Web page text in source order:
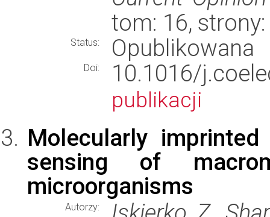
tom: 16,
Status: Opublikowana
Doi: 10.1016/
publikacji
Molecularly
sensing of
microorganisms
Autorzy: